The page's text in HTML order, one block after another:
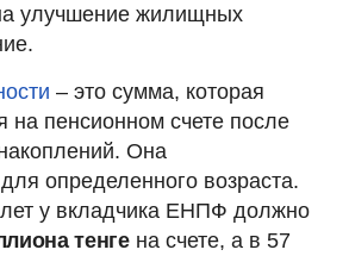
улучшение жилищных
– это сумма, которая
на пенсионном счете после
Она
определенного возраста.
у вкладчика ЕНПФ должно
тенгена счете, а в 57